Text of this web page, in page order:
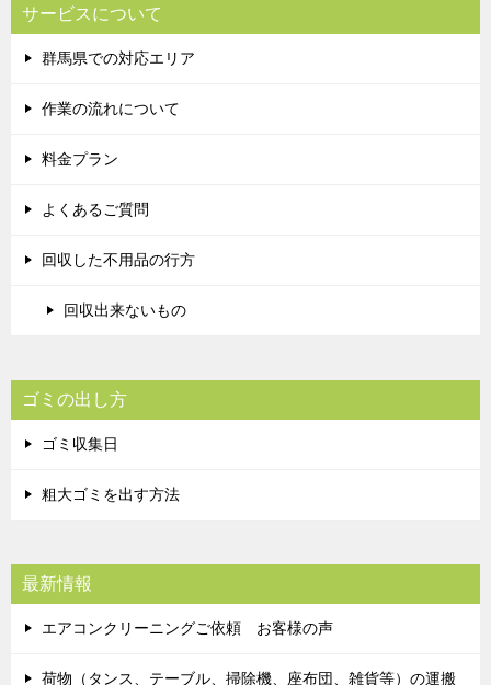
サービスについて
群馬県での対応エリア
作業の流れについて
料金プラン
よくあるご質問
回収した不用品の行方
回収出来ないもの
ゴミの出し方
ゴミ収集日
粗大ゴミを出す方法
最新情報
エアコンクリーニングご依頼 お客様の声
荷物（タンス、テーブル、掃除機、座布団、雑貨等）の運搬